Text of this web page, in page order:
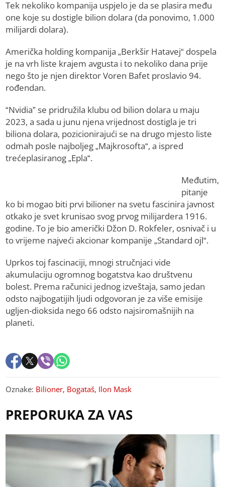
Tek nekoliko kompanija uspjelo je da se plasira među
one koje su dostigle bilion dolara (da ponovimo, 1.000
milijardi dolara).
Američka holding kompanija „Berkšir Hatavej“ dospela
je na vrh liste krajem avgusta i to nekoliko dana prije
nego što je njen direktor Voren Bafet proslavio 94.
rođendan.
“Nvidia” se pridružila klubu od bilion dolara u maju
2023, a sada u junu njena vrijednost dostigla je tri
biliona dolara, pozicionirajući se na drugo mjesto liste
odmah posle najboljeg „Majkrosofta“, a ispred
trećeplasiranog „Epla“.
Međutim,
pitanje
ko bi mogao biti prvi bilioner na svetu fascinira javnost
otkako je svet krunisao svog prvog milijardera 1916.
godine. To je bio američki Džon D. Rokfeler, osnivač i u
to vrijeme najveći akcionar kompanije „Standard ojl“.
Uprkos toj fascinaciji, mnogi stručnjaci vide
akumulaciju ogromnog bogatstva kao društvenu
bolest. Prema računici jednog izveštaja, samo jedan
odsto najbogatijih ljudi odgovoran je za više emisije
ugljen-dioksida nego 66 odsto najsiromašnijih na
planeti.
Oznake: Bilioner, Bogataš, Ilon Mask
PREPORUKA ZA VAS